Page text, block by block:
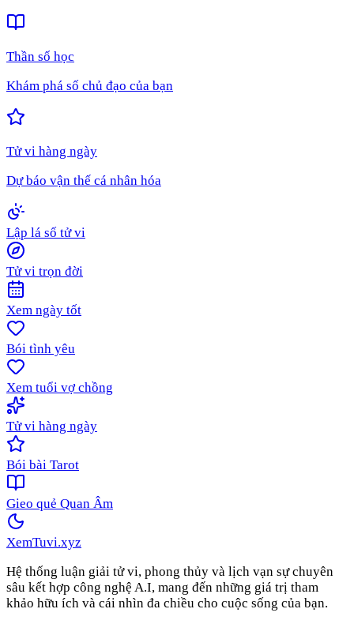
Thần số học
Khám phá số chủ đạo của bạn
Tử vi hàng ngày
Dự báo vận thế cá nhân hóa
Lập lá số tử vi
Tử vi trọn đời
Xem ngày tốt
Bói tình yêu
Xem tuổi vợ chồng
Tử vi hàng ngày
Bói bài Tarot
Gieo quẻ Quan Âm
XemTuvi.xyz
Hệ thống luận giải tử vi, phong thủy và lịch vạn sự chuyên
sâu kết hợp công nghệ A.I, mang đến những giá trị tham
khảo hữu ích và cái nhìn đa chiều cho cuộc sống của bạn.